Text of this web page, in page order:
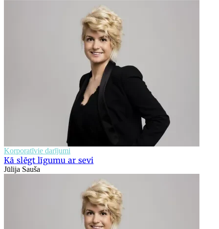
Korporatīvie darījumi
Kā slēgt līgumu ar sevi
Jūlija Sauša